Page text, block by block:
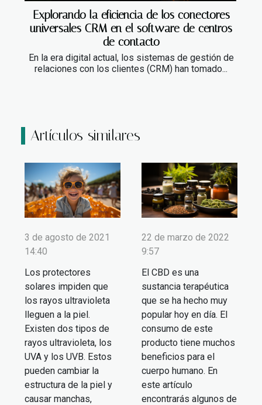
Explorando la eficiencia de los conectores
universales CRM en el software de centros
de contacto
En la era digital actual, los sistemas de gestión de
relaciones con los clientes (CRM) han tomado...
Artículos similares
3 de agosto de 2021
14:40
Los protectores
solares impiden que
los rayos ultravioleta
lleguen a la piel.
Existen dos tipos de
rayos ultravioleta, los
UVA y los UVB. Estos
pueden cambiar la
estructura de la piel y
causar manchas,
22 de marzo de 2022
9:57
El CBD es una
sustancia terapéutica
que se ha hecho muy
popular hoy en día. El
consumo de este
producto tiene muchos
beneficios para el
cuerpo humano. En
este artículo
encontrarás algunos de